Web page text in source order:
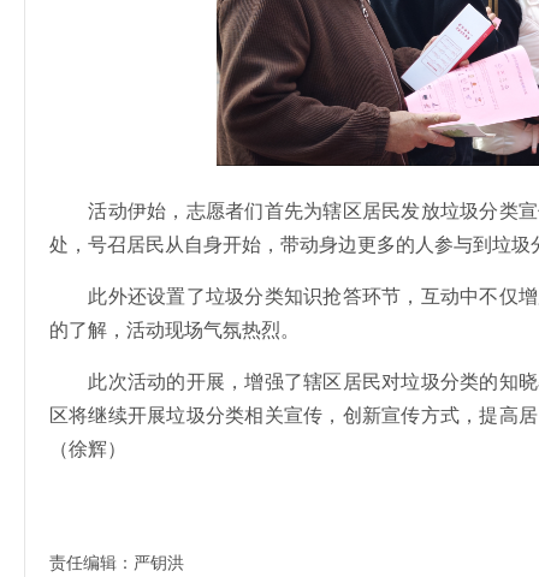
活动伊始，志愿者们首先为辖区居民发放垃圾分类
处，号召居民从自身开始，带动身边更多的人参与到垃圾
此外还设置了垃圾分类知识抢答环节，互动中不仅
的了解，活动现场气氛热烈。
此次活动的开展，增强了辖区居民对垃圾分类的知
区将继续开展垃圾分类相关宣传，创新宣传方式，提高
（徐辉）
责任编辑：严钥洪